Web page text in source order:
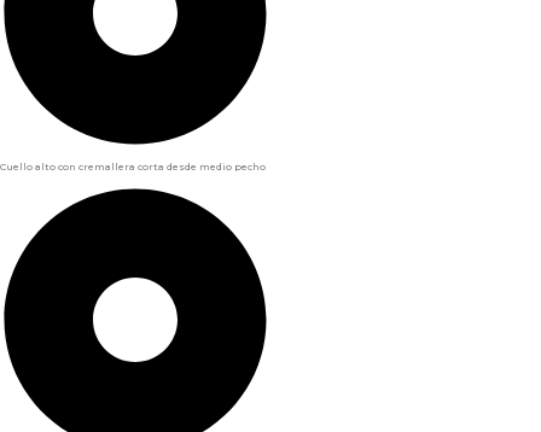
Cuello alto con cremallera corta desde medio pecho